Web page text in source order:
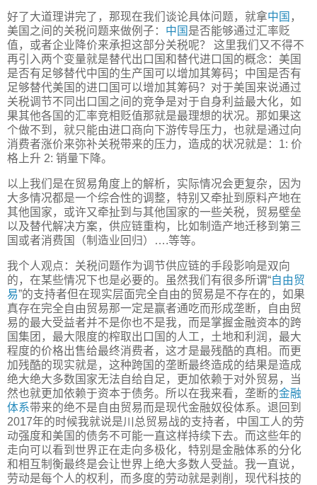
好了大道理讲完了，那现在我们谈论具体问题，就拿中国 ，
美国之间的关税问题来做例子： 中国 是否能够通过汇率贬
值，或者企业降价来承担这部分关税呢？ 这里我们又不得不
再引入两个变量就是替代出口国和替代进口国的概念：美国
是否有足够替代中国的生产国可以增加其筹码；中国是否有
足够替代美国的进口国可以增加其筹码？对于美国来说通过
关税调节不同出口国之间的竞争是对于自身利益最大化，如
果其他各国的汇率竞相贬值那就是最理想的状况。那如果这
个做不到，就只能由进口商向下游传导压力，也就是通过向
消费者涨价来弥补关税带来的压力，造成的状况就是：1: 价
格上升 2: 销量下降。
以上我们是在贸易角度上的解析，实际情况会更复杂，因为
大多情况都是一个综合性的调整，特别又牵扯到原料产地在
其他国家，或许又牵扯到与其他国家的一些关税，贸易壁垒
以及替代解决方案，供应链重构，比如制造产地迁移到第三
国或者消费国（制造业回归）….等等。
我个人观点：关税问题作为调节供应链的手段影响是双向
的，在某些情况下也是必要的。虽然我们有很多所谓“自由贸
易”的支持者但在现实层面完全自由的贸易是不存在的，如果
真存在完全自由贸易那一定是赢者通吃而形成垄断，自由贸
易的最大受益者并不是你也不是我，而是掌握金融资本的跨
国集团，最大限度的榨取出口国的人工，土地和利润，最大
程度的价格出售给最终消费者，这才是最残酷的真相。而更
加残酷的现实就是，这种跨国的垄断最终造成的结果是造成
绝大绝大多数国家无法自给自足，更加依赖于对外贸易，当
然也就更加依赖于资本于债务。所以在我来看，垄断的金融
体系带来的绝不是自由贸易而是现代金融奴役体系。退回到
2017年的时候我就说是川总贸易战的支持者，中国工人的劳
动强度和美国的债务不可能一直这样持续下去。而这些年的
走向可以看到世界正在走向多极化，特别是金融体系的分化
和相互制衡最终是会让世界上绝大多数人受益。我一直说，
劳动是每个人的权利，而多度的劳动就是剥削，现代科技的